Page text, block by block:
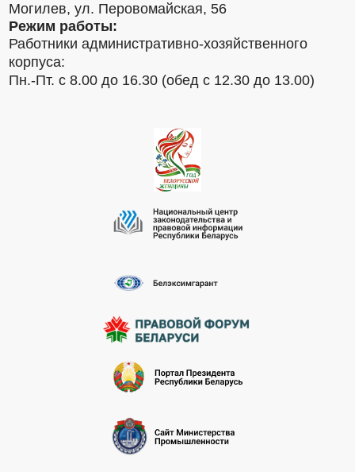
Могилев, ул. Перовомайская, 56
Режим работы:
Работники административно-хозяйственного
корпуса:
Пн.-Пт. с 8.00 до 16.30 (обед с 12.30 до 13.00)